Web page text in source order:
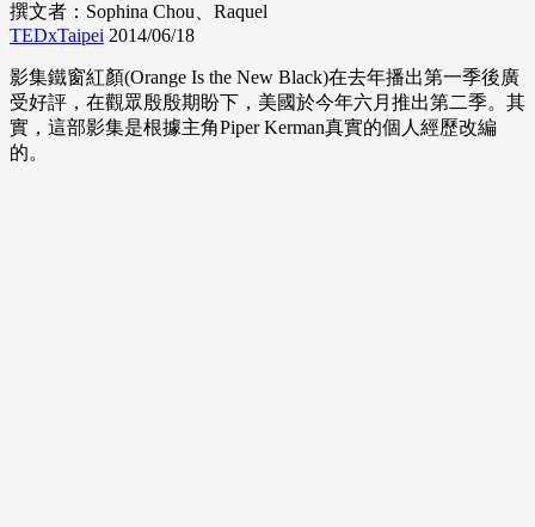
撰文者：Sophina Chou、Raquel
TEDxTaipei 2014/06/18
影集鐵窗紅顏(Orange Is the New Black)在去年播出第一季後廣
受好評，在觀眾殷殷期盼下，美國於今年六月推出第二季。其
實，這部影集是根據主角Piper Kerman真實的個人經歷改編
的。